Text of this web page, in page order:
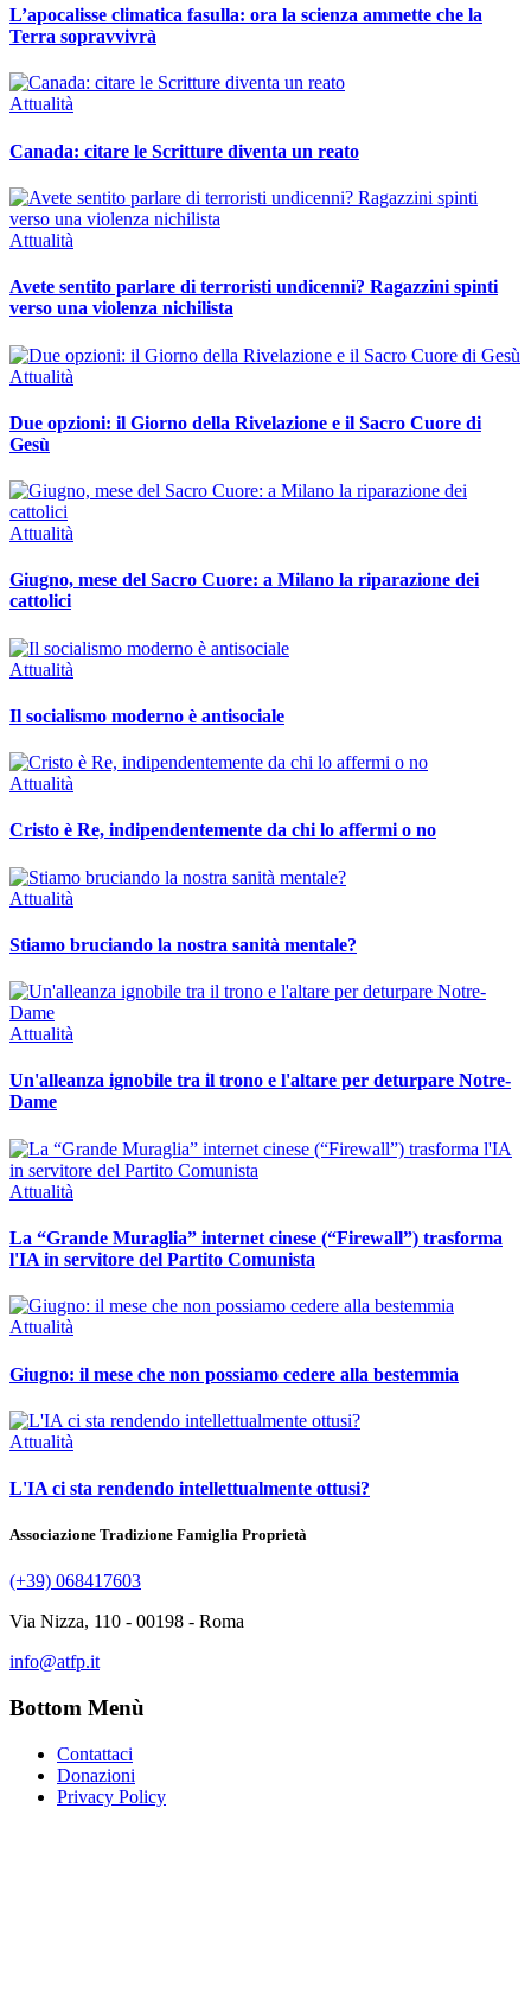
L’apocalisse climatica fasulla: ora la scienza ammette che la
Terra sopravvivrà
Attualità
Canada: citare le Scritture diventa un reato
Attualità
Avete sentito parlare di terroristi undicenni? Ragazzini spinti
verso una violenza nichilista
Attualità
Due opzioni: il Giorno della Rivelazione e il Sacro Cuore di
Gesù
Attualità
Giugno, mese del Sacro Cuore: a Milano la riparazione dei
cattolici
Attualità
Il socialismo moderno è antisociale
Attualità
Cristo è Re, indipendentemente da chi lo affermi o no
Attualità
Stiamo bruciando la nostra sanità mentale?
Attualità
Un'alleanza ignobile tra il trono e l'altare per deturpare Notre-
Dame
Attualità
La “Grande Muraglia” internet cinese (“Firewall”) trasforma
l'IA in servitore del Partito Comunista
Attualità
Giugno: il mese che non possiamo cedere alla bestemmia
Attualità
L'IA ci sta rendendo intellettualmente ottusi?
Associazione Tradizione Famiglia Proprietà
(+39) 068417603
Via Nizza, 110 - 00198 - Roma
info@atfp.it
Bottom Menù
Contattaci
Donazioni
Privacy Policy